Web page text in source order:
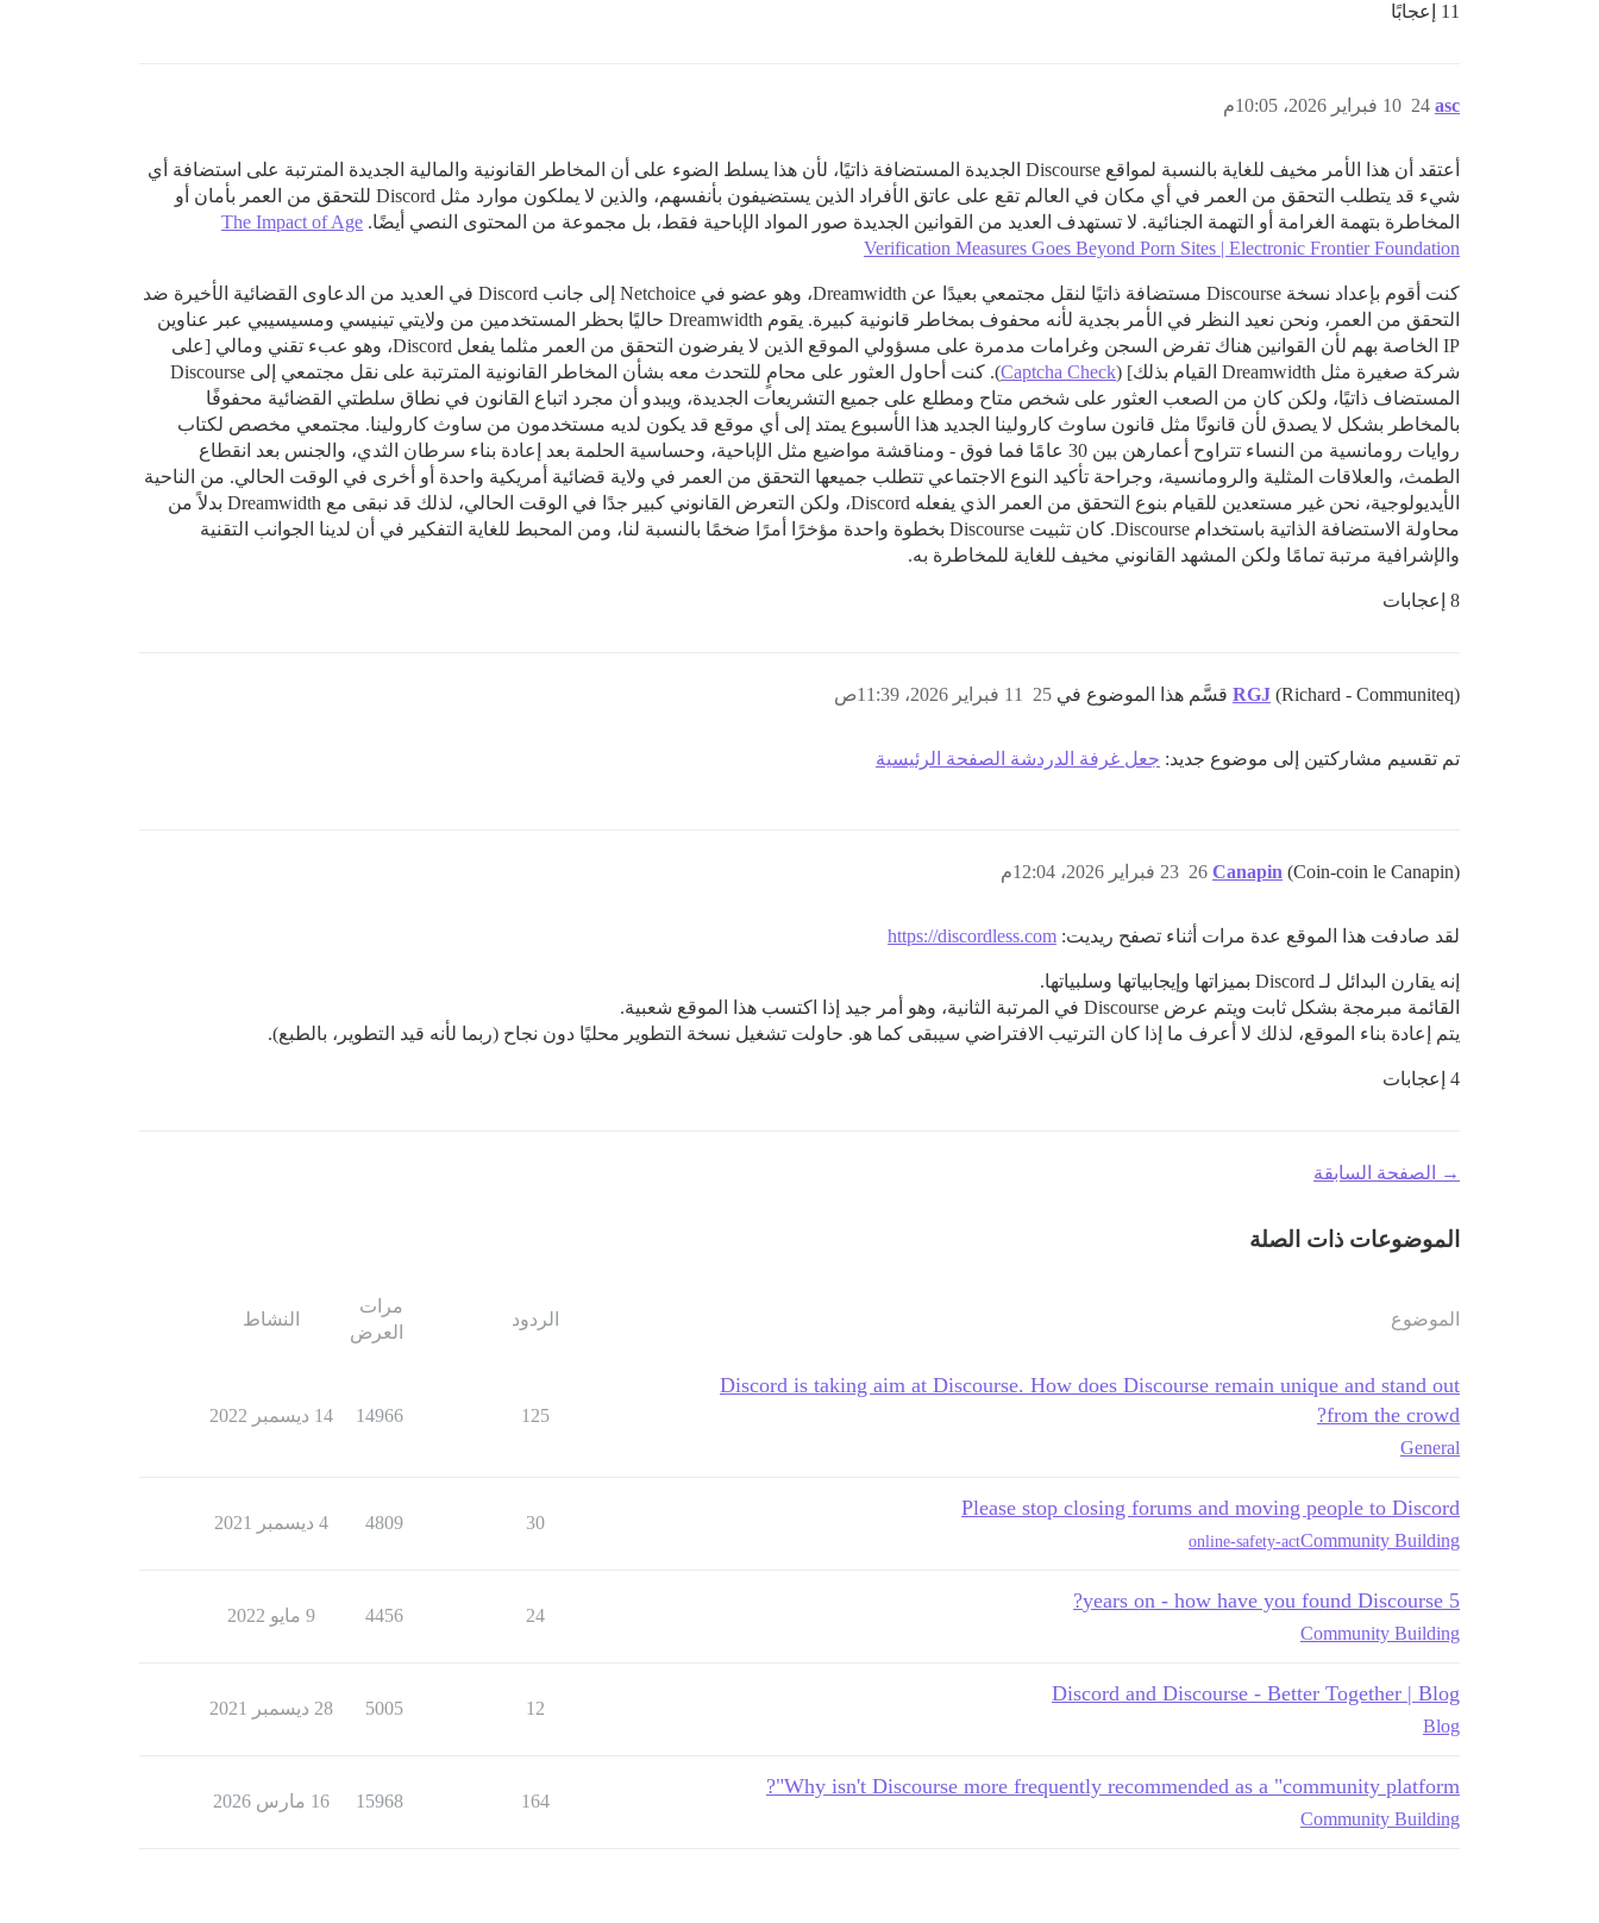
11 إعجابًا
asc 10 فبراير 2026، 10:05م 24
أعتقد أن هذا الأمر مخيف للغاية بالنسبة لمواقع Discourse الجديدة المستضافة ذاتيًا، لأن هذا يسلط الضوء على أن المخاطر القانونية والمالية الجديدة المترتبة على استضافة أي
شيء قد يتطلب التحقق من العمر في أي مكان في العالم تقع على عاتق الأفراد الذين يستضيفون بأنفسهم، والذين لا يملكون موارد مثل Discord للتحقق من العمر بأمان أو
المخاطرة بتهمة الغرامة أو التهمة الجنائية. لا تستهدف العديد من القوانين الجديدة صور المواد الإباحية فقط، بل مجموعة من المحتوى النصي أيضًا. The Impact of Age
Verification Measures Goes Beyond Porn Sites | Electronic Frontier Foundation
كنت أقوم بإعداد نسخة Discourse مستضافة ذاتيًا لنقل مجتمعي بعيدًا عن Dreamwidth، وهو عضو في Netchoice إلى جانب Discord في العديد من الدعاوى القضائية الأخيرة ضد
التحقق من العمر، ونحن نعيد النظر في الأمر بجدية لأنه محفوف بمخاطر قانونية كبيرة. يقوم Dreamwidth حاليًا بحظر المستخدمين من ولايتي تينيسي ومسيسيبي عبر عناوين
IP الخاصة بهم لأن القوانين هناك تفرض السجن وغرامات مدمرة على مسؤولي الموقع الذين لا يفرضون التحقق من العمر مثلما يفعل Discord، وهو عبء تقني ومالي [على
شركة صغيرة مثل Dreamwidth القيام بذلك] (
Captcha Check
). كنت أحاول العثور على محامٍ للتحدث معه بشأن المخاطر القانونية المترتبة على نقل مجتمعي إلى Discourse
المستضاف ذاتيًا، ولكن كان من الصعب العثور على شخص متاح ومطلع على جميع التشريعات الجديدة، ويبدو أن مجرد اتباع القانون في نطاق سلطتي القضائية محفوفًا
بالمخاطر بشكل لا يصدق لأن قانونًا مثل قانون ساوث كارولينا الجديد هذا الأسبوع يمتد إلى أي موقع قد يكون لديه مستخدمون من ساوث كارولينا. مجتمعي مخصص لكتاب
روايات رومانسية من النساء تتراوح أعمارهن بين 30 عامًا فما فوق - ومناقشة مواضيع مثل الإباحية، وحساسية الحلمة بعد إعادة بناء سرطان الثدي، والجنس بعد انقطاع
الطمث، والعلاقات المثلية والرومانسية، وجراحة تأكيد النوع الاجتماعي تتطلب جميعها التحقق من العمر في ولاية قضائية أمريكية واحدة أو أخرى في الوقت الحالي. من الناحية
الأيديولوجية، نحن غير مستعدين للقيام بنوع التحقق من العمر الذي يفعله Discord، ولكن التعرض القانوني كبير جدًا في الوقت الحالي، لذلك قد نبقى مع Dreamwidth بدلاً من
محاولة الاستضافة الذاتية باستخدام Discourse. كان تثبيت Discourse بخطوة واحدة مؤخرًا أمرًا ضخمًا بالنسبة لنا، ومن المحبط للغاية التفكير في أن لدينا الجوانب التقنية
والإشرافية مرتبة تمامًا ولكن المشهد القانوني مخيف للغاية للمخاطرة به.
8 إعجابات
RGJ (Richard - Communiteq) قسَّم هذا الموضوع في 11 فبراير 2026، 11:39ص 25
تم تقسيم مشاركتين إلى موضوع جديد: جعل غرفة الدردشة الصفحة الرئيسية
Canapin (Coin-coin le Canapin) 23 فبراير 2026، 12:04م 26
لقد صادفت هذا الموقع عدة مرات أثناء تصفح ريديت: https://discordless.com
إنه يقارن البدائل لـ Discord بميزاتها وإيجابياتها وسلبياتها.
القائمة مبرمجة بشكل ثابت ويتم عرض Discourse في المرتبة الثانية، وهو أمر جيد إذا اكتسب هذا الموقع شعبية.
يتم إعادة بناء الموقع، لذلك لا أعرف ما إذا كان الترتيب الافتراضي سيبقى كما هو. حاولت تشغيل نسخة التطوير محليًا دون نجاح (ربما لأنه قيد التطوير، بالطبع).
4 إعجابات
→ الصفحة السابقة
الموضوعات ذات الصلة
الموضوع الردود
مرات
العرض
النشاط
Discord is taking aim at Discourse. How does Discourse remain unique and stand out
from the crowd?
General
125
14966 14 ديسمبر 2022
Please stop closing forums and moving people to Discord
Community Building
online-safety-act
30
4809 4 ديسمبر 2021
5 years on - how have you found Discourse?
Community Building
24
4456 9 مايو 2022
Discord and Discourse - Better Together | Blog
Blog
12
5005 28 ديسمبر 2021
Why isn't Discourse more frequently recommended as a "community platform"?
Community Building
164
15968 16 مارس 2026